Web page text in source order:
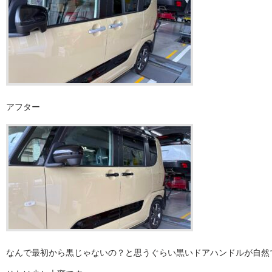
アフター
なんで最初から黒じゃないの？と思うぐらい黒いドアハンドルが自然